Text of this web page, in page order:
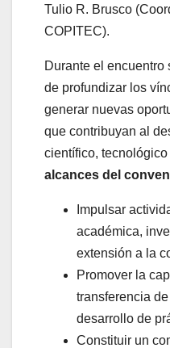
Tulio R. Brusco
COPITEC).
Durante el encuentro
de profundizar los
generar nuevas
que contribuyan al
científico,
alcances del
Impulsar
académica,
extensión a la
Promover la
transferencia
desarrollo de
Constituir un